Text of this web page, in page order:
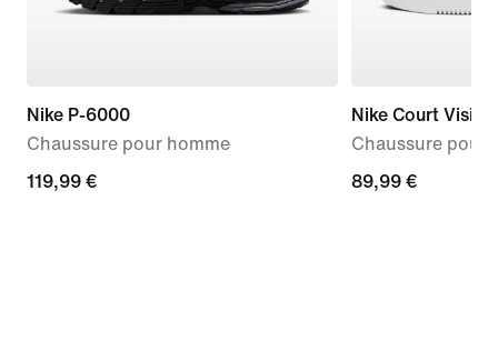
Nike P-6000
Chaussure pour homme
119,99 €
119,99 €
Nike Court
Chaussure pour
89,99 €
89,99 €